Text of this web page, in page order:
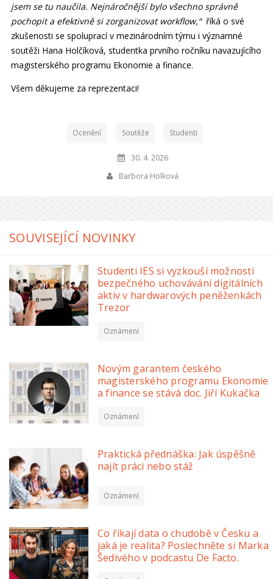
jsem se tu naučila. Nejnáročnější bylo všechno správně
pochopit a efektivně si zorganizovat workflow,“ říká o své
zkušenosti se spoluprací v mezinárodním týmu i významné
soutěži Hana Holčíková, studentka prvního ročníku navazujícího
magisterského programu Ekonomie a finance.
Všem děkujeme za reprezentaci!
Ocenění Soutěže Studenti
30. 4. 2026
Barbora Holková
SOUVISEJÍCÍ NOVINKY
Studenti IES si vyzkouší možnosti
bezpečného uchovávání digitálních
aktiv v hardwarových peněženkách
Trezor
Oznámení
Novým garantem českého
magisterského programu Ekonomie
a finance se stává doc. Jiří Kukačka
Oznámení
Praktická přednáška: Jak úspěšně
najít práci nebo stáž
Oznámení
Co říkají data o chudobě v Česku a
jaká je realita? Poslechněte si Marka
Šedivého v podcastu De Facto.